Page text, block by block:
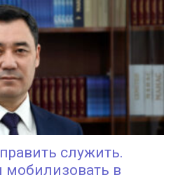
служить.
мобилизовать в